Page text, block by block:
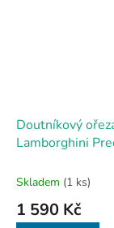
Doutníkový
Lamborghini
Skladem (1 ks)
1 590 Kč